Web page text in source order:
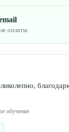
оплаты
обучение